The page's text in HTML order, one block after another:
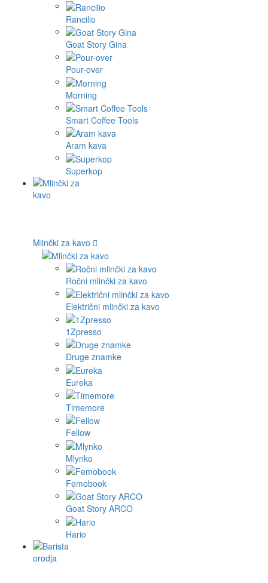
Rancilio
Goat Story Gina
Pour-over
Morning
Smart Coffee Tools
Aram kava
Superkop
Mlinčki za kavo
Ročni mlinčki za kavo
Električni mlinčki za kavo
1Zpresso
Druge znamke
Eureka
Timemore
Fellow
Mlynko
Femobook
Goat Story ARCO
Hario